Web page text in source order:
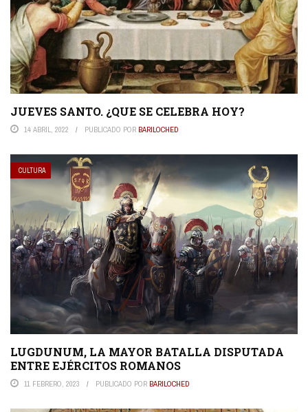
JUEVES SANTO. ¿QUE SE CELEBRA HOY?
14 ABRIL, 2022 PUBLICADO POR BARILOCHED
CULTURA
LUGDUNUM, LA MAYOR BATALLA DISPUTADA
ENTRE EJÉRCITOS ROMANOS
11 FEBRERO, 2023 PUBLICADO POR BARILOCHED